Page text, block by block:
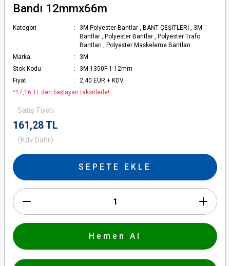
Bandı 12mmx66m
Kategori 3M Polyester Bantlar , BANT ÇEŞİTLERİ , 3M
Bantlar , Polyester Bantlar , Polyester Trafo
Bantları , Polyester Maskeleme Bantları
Marka
3M
Stok Kodu
3M 1350F-1 12mm
Fiyat
2,40 EUR + KDV
*17,16 TL den başlayan taksitlerle!
Satış Fiyatı
161,28 TL
(Kdv Dahil)
SEPETE EKLE
Hemen Al